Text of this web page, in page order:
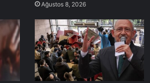
Ağustos 8, 2026